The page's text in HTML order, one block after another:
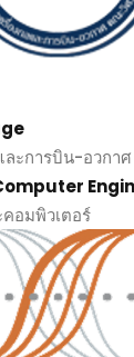
ละการบิน-อวกาศ
อมพิวเตอร์